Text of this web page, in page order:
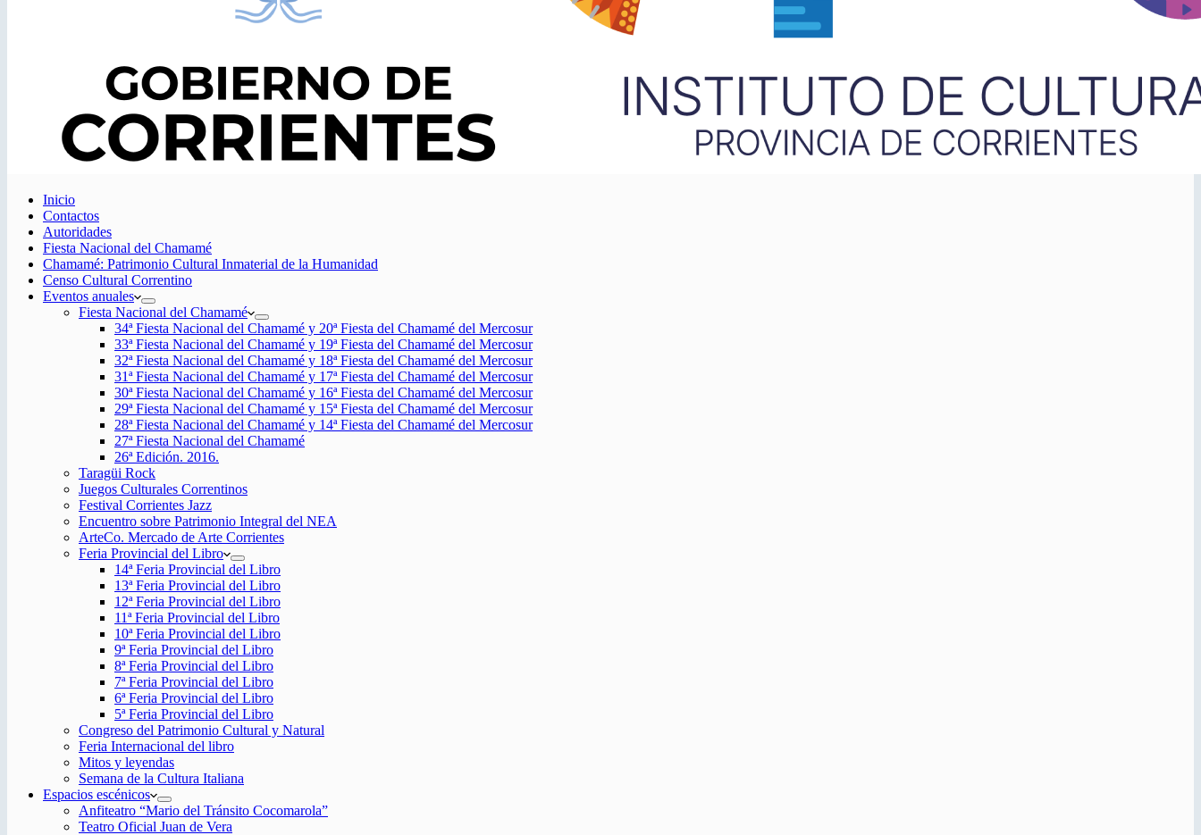
Inicio
Contactos
Autoridades
Fiesta Nacional del Chamamé
Chamamé: Patrimonio Cultural Inmaterial de la Humanidad
Censo Cultural Correntino
Eventos anuales
Fiesta Nacional del Chamamé
34ª Fiesta Nacional del Chamamé y 20ª Fiesta del Chamamé del Mercosur
33ª Fiesta Nacional del Chamamé y 19ª Fiesta del Chamamé del Mercosur
32ª Fiesta Nacional del Chamamé y 18ª Fiesta del Chamamé del Mercosur
31ª Fiesta Nacional del Chamamé y 17ª Fiesta del Chamamé del Mercosur
30ª Fiesta Nacional del Chamamé y 16ª Fiesta del Chamamé del Mercosur
29ª Fiesta Nacional del Chamamé y 15ª Fiesta del Chamamé del Mercosur
28ª Fiesta Nacional del Chamamé y 14ª Fiesta del Chamamé del Mercosur
27ª Fiesta Nacional del Chamamé
26ª Edición. 2016.
Taragüi Rock
Juegos Culturales Correntinos
Festival Corrientes Jazz
Encuentro sobre Patrimonio Integral del NEA
ArteCo. Mercado de Arte Corrientes
Feria Provincial del Libro
14ª Feria Provincial del Libro
13ª Feria Provincial del Libro
12ª Feria Provincial del Libro
11ª Feria Provincial del Libro
10ª Feria Provincial del Libro
9ª Feria Provincial del Libro
8ª Feria Provincial del Libro
7ª Feria Provincial del Libro
6ª Feria Provincial del Libro
5ª Feria Provincial del Libro
Congreso del Patrimonio Cultural y Natural
Feria Internacional del libro
Mitos y leyendas
Semana de la Cultura Italiana
Espacios escénicos
Anfiteatro “Mario del Tránsito Cocomarola”
Teatro Oficial Juan de Vera